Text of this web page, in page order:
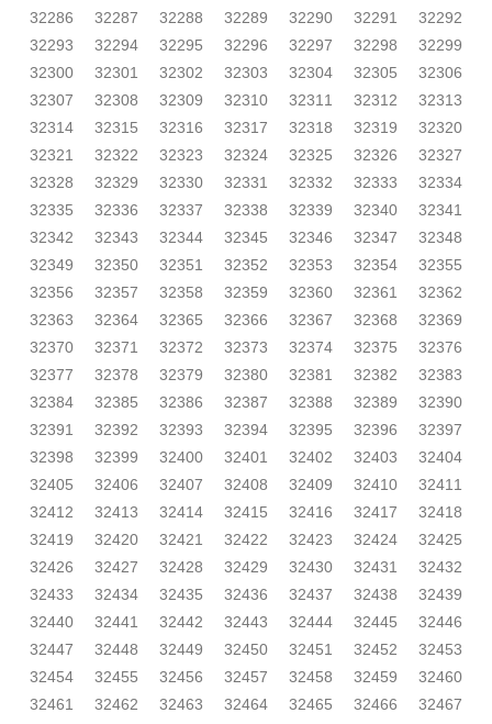
32286
32287 32288 32289 32290 32291
32292
32293
32294 32295 32296 32297 32298
32299
32300
32301 32302 32303 32304 32305
32306
32307
32308 32309 32310 32311 32312
32313
32314
32315 32316 32317 32318 32319
32320
32321
32322 32323 32324 32325 32326
32327
32328
32329 32330 32331 32332 32333
32334
32335
32336 32337 32338 32339 32340
32341
32342
32343 32344 32345 32346 32347
32348
32349
32350 32351 32352 32353 32354
32355
32356
32357 32358 32359 32360 32361
32362
32363
32364 32365 32366 32367 32368
32369
32370
32371 32372 32373 32374 32375
32376
32377
32378 32379 32380 32381 32382
32383
32384
32385 32386 32387 32388 32389
32390
32391
32392 32393 32394 32395 32396
32397
32398
32399 32400 32401 32402 32403
32404
32405
32406 32407 32408 32409 32410
32411
32412
32413 32414 32415 32416 32417
32418
32419
32420 32421 32422 32423 32424
32425
32426
32427 32428 32429 32430 32431
32432
32433
32434 32435 32436 32437 32438
32439
32440
32441 32442 32443 32444 32445
32446
32447
32448 32449 32450 32451 32452
32453
32454
32455 32456 32457 32458 32459
32460
32461
32462 32463 32464 32465 32466
32467